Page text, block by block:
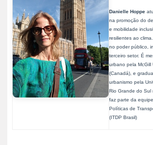
Danielle Hoppe
na promoção do
e mobilidade
resilientes ao
no poder público,
terceiro setor. É
urbano pela McGill
(Canadá), e
urbanismo pela
Rio Grande do Sul
faz parte da
Políticas de
(ITDP Brasil)